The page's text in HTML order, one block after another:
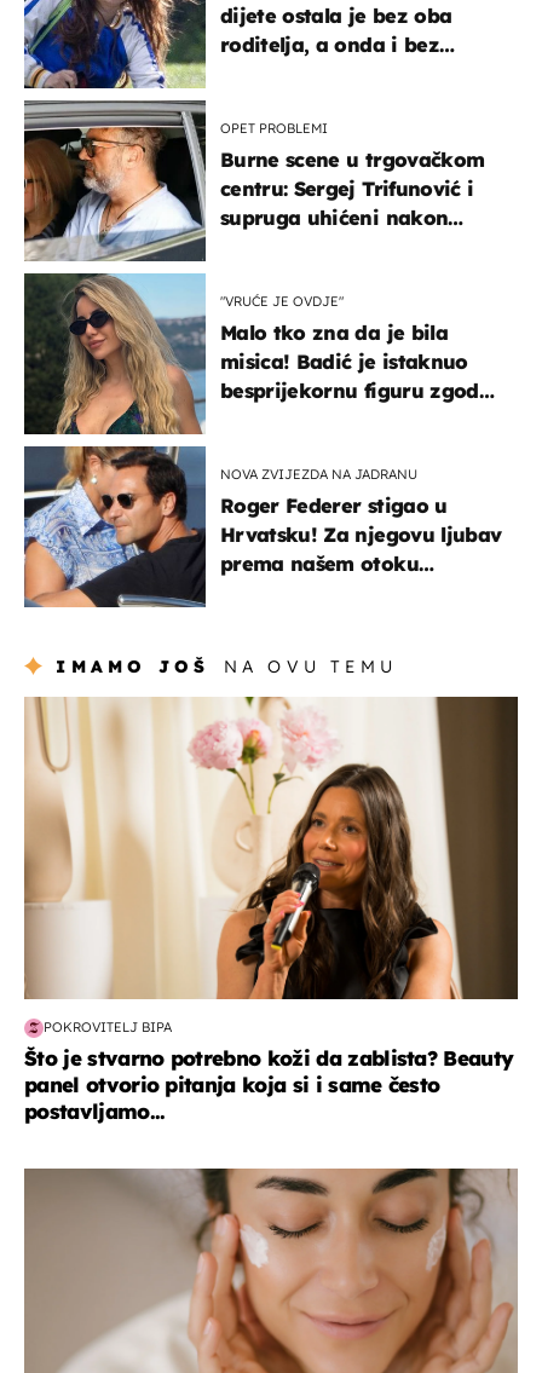
dijete ostala je bez oba
roditelja, a onda i bez
OPET PROBLEMI
Burne scene u trgovačkom
centru: Sergej Trifunović i
supruga uhićeni nakon
"VRUĆE JE OVDJE"
Malo tko zna da je bila
misica! Badić je istaknuo
besprijekornu figuru zgodne
NOVA ZVIJEZDA NA JADRANU
Roger Federer stigao u
Hrvatsku! Za njegovu ljubav
prema našem otoku
IMAMO JOŠ NA OVU TEMU
moda & ljepota
POKROVITELJ BIPA
Što je stvarno potrebno koži da zablista? Beauty
panel otvorio pitanja koja si i same često
postavljamo...
moda & ljepota